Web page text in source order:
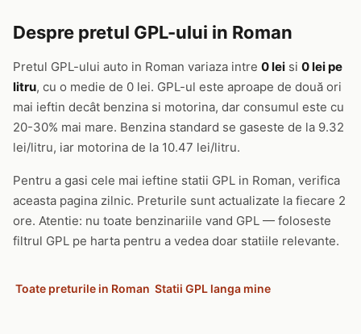
Despre pretul GPL-ului in Roman
Pretul GPL-ului auto in Roman variaza intre 0 lei si 0 lei pe
litru, cu o medie de 0 lei. GPL-ul este aproape de două ori
mai ieftin decât benzina si motorina, dar consumul este cu
20-30% mai mare. Benzina standard se gaseste de la 9.32
lei/litru, iar motorina de la 10.47 lei/litru.
Pentru a gasi cele mai ieftine statii GPL in Roman, verifica
aceasta pagina zilnic. Preturile sunt actualizate la fiecare 2
ore. Atentie: nu toate benzinariile vand GPL — foloseste
filtrul GPL pe harta pentru a vedea doar statiile relevante.
Toate preturile in Roman Statii GPL langa mine